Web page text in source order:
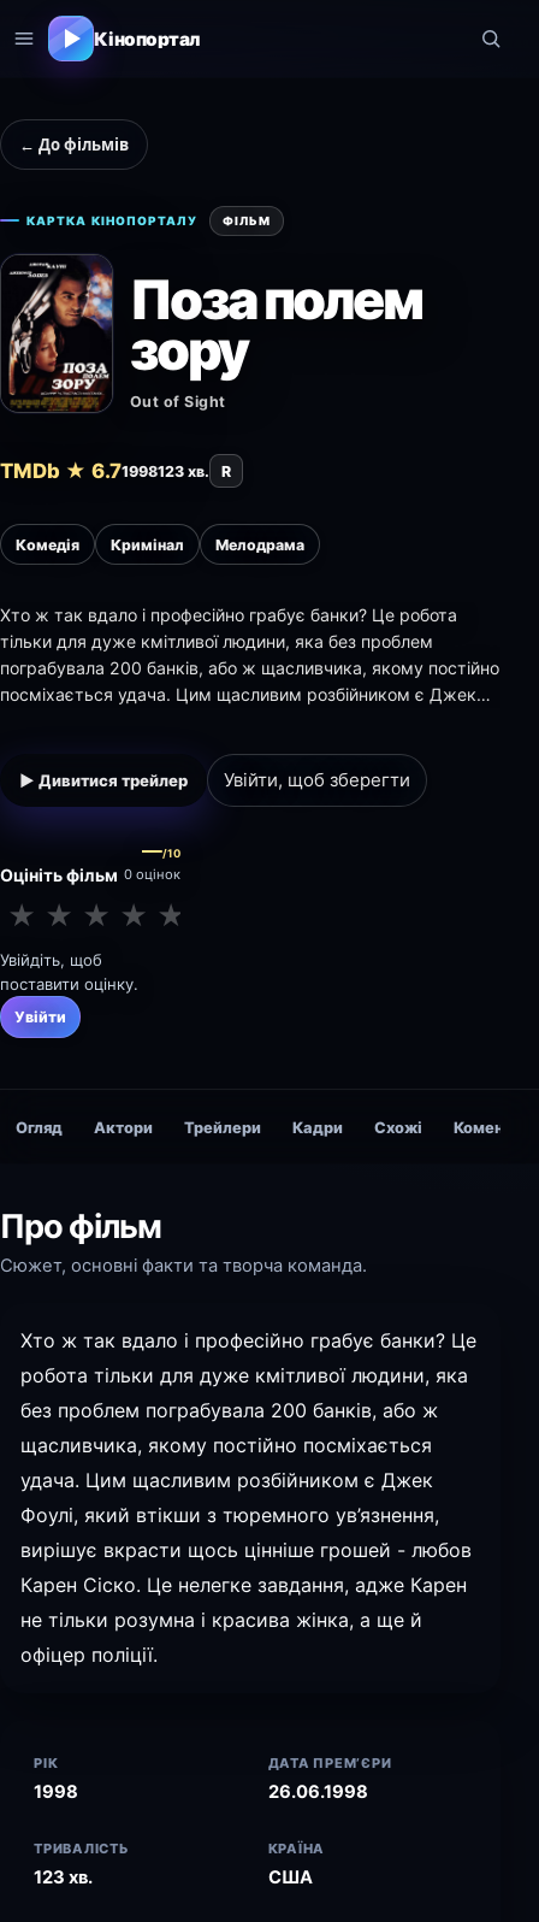
Кінопортал
← До фільмів
КАРТКА КІНОПОРТАЛУ ФІЛЬМ
Поза полем
зору
Out of Sight
TMDb ★ 6.71998123 хв. R
Комедія Кримінал Мелодрама
Хто ж так вдало і професійно грабує банки? Це робота
тільки для дуже кмітливої людини, яка без проблем
пограбувала 200 банків, або ж щасливчика, якому постійно
посміхається удача. Цим щасливим розбійником є Джек
нелегке завдання, адже Карен не тільки розумн…
▶ Дивитися трейлер Увійти, щоб зберегти
Оцініть фільм
—/10
0 оцінок
★ ★ ★ ★ ★
Увійдіть, щоб
поставити оцінку.
Увійти
Огляд Актори Трейлери Кадри Схожі Коментарі
Про фільм
Сюжет, основні факти та творча команда.
Хто ж так вдало і професійно грабує банки? Це
робота тільки для дуже кмітливої людини, яка
без проблем пограбувала 200 банків, або ж
щасливчика, якому постійно посміхається
удача. Цим щасливим розбійником є Джек
Фоулі, який втікши з тюремного ув’язнення,
вирішує вкрасти щось цінніше грошей - любов
Карен Сіско. Це нелегке завдання, адже Карен
не тільки розумна і красива жінка, а ще й
офіцер поліції.
РІК
1998
ДАТА ПРЕМ’ЄРИ
26.06.1998
ТРИВАЛІСТЬ
123 хв.
КРАЇНА
США